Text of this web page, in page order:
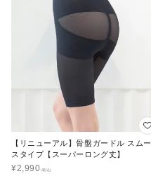
【リニューアル】骨盤ガードル スムー
スタイプ【スーパーロング丈】
¥2,990